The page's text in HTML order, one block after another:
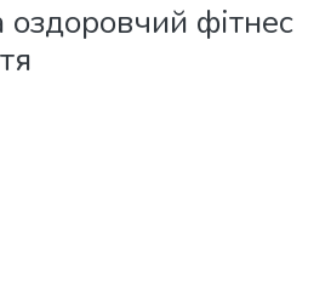
оздоровчий фітнес